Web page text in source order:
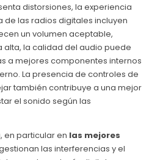
distorsiones, la experiencia
de las radios digitales incluyen
un volumen aceptable,
la calidad del audio puede
a mejores componentes internos
La presencia de controles de
también contribuye a una mejor
el sonido según las
en particular en las mejores
las interferencias y el